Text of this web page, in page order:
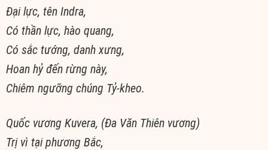
Ðại lực, tên Indra,
Có thần lực, hào quang,
Có sắc tướng, danh xưng,
Hoan hỷ đến rừng này,
Chiêm ngưỡng chúng Tỷ-kheo.
Quốc vương Kuvera, (Ða Văn Thiên vương)
Trị vì tại phương Bắc,